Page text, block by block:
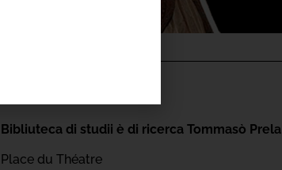
Bibliuteca di studii è di ricerca Tommasò Prela
Place du Théatre